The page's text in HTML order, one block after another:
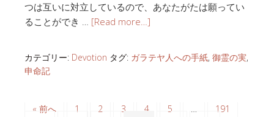
つは互いに対立しているので、あなたがたは願ってい
ることができ … [Read more…]
カテゴリー: Devotion タグ: ガラテヤ人への手紙, 御霊の実,
申命記
« 前へ 1 2 3 4 5 …
191